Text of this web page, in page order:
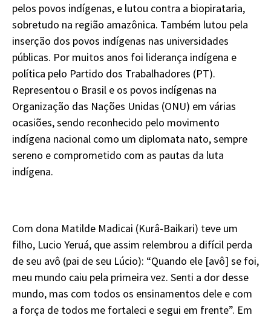
pelos povos indígenas, e lutou contra a biopirataria,
sobretudo na região amazônica. Também lutou pela
inserção dos povos indígenas nas universidades
públicas. Por muitos anos foi liderança indígena e
política pelo Partido dos Trabalhadores (PT).
Representou o Brasil e os povos indígenas na
Organização das Nações Unidas (ONU) em várias
ocasiões, sendo reconhecido pelo movimento
indígena nacional como um diplomata nato, sempre
sereno e comprometido com as pautas da luta
indígena.
Com dona Matilde Madicai (Kurâ-Baikari) teve um
filho, Lucio Yeruá, que assim relembrou a difícil perda
de seu avô (pai de seu Lúcio): “Quando ele [avô] se foi,
meu mundo caiu pela primeira vez. Senti a dor desse
mundo, mas com todos os ensinamentos dele e com
a força de todos me fortaleci e segui em frente”. Em